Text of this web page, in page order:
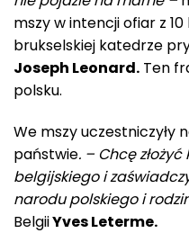
mszy w intencji ofiar z
brukselskiej katedrze
Joseph Leonard. Ten
polsku.
We mszy uczestniczyły
państwie. – Chcę
belgijskiego i
narodu polskiego i
BelgiiYves Leterme.